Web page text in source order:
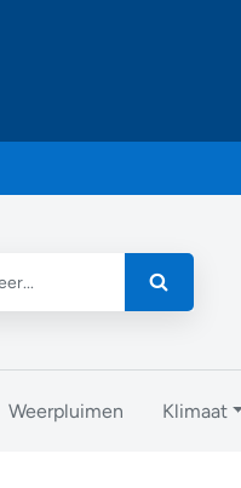
Weerpluimen Klimaat